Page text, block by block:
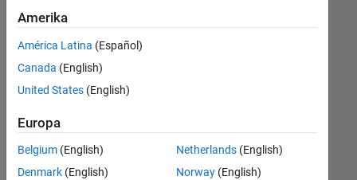
Marketing Communications
Marketing Services
Derzeit
es
keine
offenen
Stellen,
Ihren
Suchkriterien
entsprechen.
Amerika
América Latina (Español)
Canada (English)
United States (English)
Europa
Belgium (English)
Denmark (English)
Netherlands(English)
Norway(English)